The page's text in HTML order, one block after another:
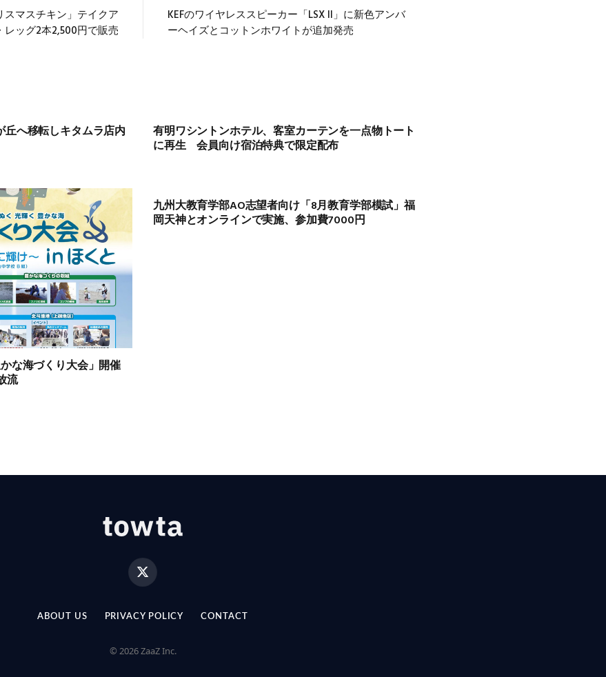
マスチキン」テイクア
ッグ2本2,500円で販売
KEFのワイヤレススピーカー「LSX II」に新色アンバ
ーヘイズとコットンホワイトが追加発売
丘へ移転しキタムラ店内
有明ワシントンホテル、客室カーテンを一点物トート
に再生 会員向け宿泊特典で限定配布
な海づくり大会」開催
流
九州大教育学部AO志望者向け「8月教育学部模試」福
岡天神とオンラインで実施、参加費7000円
X
(Twitter)
ABOUT US PRIVACY POLICY CONTACT
© 2026 ZaaZ Inc.